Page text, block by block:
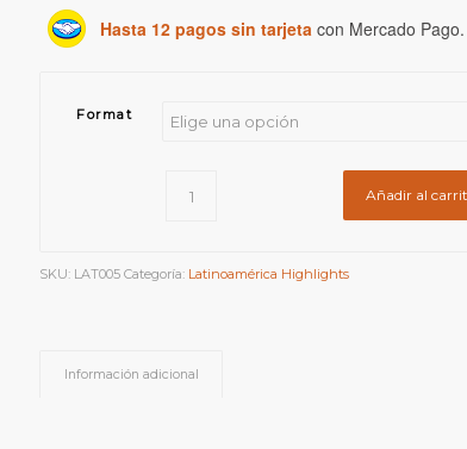
Hasta 12 pagos sin tarjeta con Mercado Pago.
Format
Añadir al
SKU: LAT005 Categoría: Latinoamérica Highlights
Información adicional